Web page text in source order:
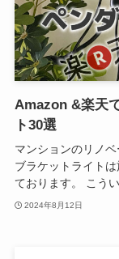
Amazon &楽天
ト30選
マンションのリノ
ブラケットライト
ております。 こう
2024年8月12日